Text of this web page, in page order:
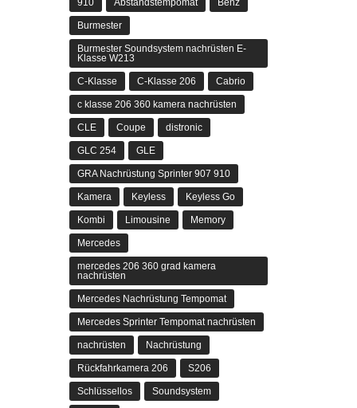
910 Abstandstempomat Benz
Burmester
Burmester Soundsystem nachrüsten E-
Klasse W213
C-Klasse C-Klasse 206 Cabrio
c klasse 206 360 kamera nachrüsten
CLE Coupe distronic
GLC 254 GLE
GRA Nachrüstung Sprinter 907 910
Kamera Keyless Keyless Go
Kombi Limousine Memory
Mercedes
mercedes 206 360 grad kamera
nachrüsten
Mercedes Nachrüstung Tempomat
Mercedes Sprinter Tempomat nachrüsten
nachrüsten Nachrüstung
Rückfahrkamera 206 S206
Schlüssellos Soundsystem